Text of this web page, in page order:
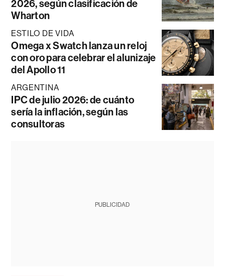
2026, según clasificación de
Wharton
ESTILO DE VIDA
Omega x Swatch lanza un reloj
con oro para celebrar el alunizaje
del Apollo 11
ARGENTINA
IPC de julio 2026: de cuánto
sería la inflación, según las
consultoras
PUBLICIDAD